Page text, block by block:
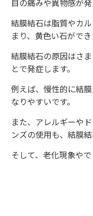
結膜結石は脂質やカ
まり、黄色い石ができ
結膜結石の原因はさ
とで発症します。
例えば、慢性的に結
なりやすいです。
また、アレルギーや
ンズの使用も、結膜
そして、老化現象や